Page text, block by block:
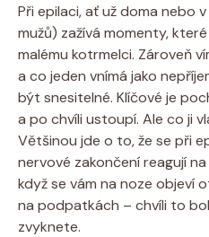
Při epilaci, ⁤ať už⁤ doma nebo
⁤mužů)‍ zažívá ‍momenty,⁤
malému⁢ kotrmelci. Zároveň
a‌ co jeden vnímá jako
být snesitelné. Klíčové je
a po‌ chvíli ustoupí. Ale co ji
Většinou‌ jde​ o⁢ to, že se při
nervové zakončení‌ reagují
když se⁣ vám na ​noze objeví
na podpatkách⁤ – chvíli to‍
zvyknete.